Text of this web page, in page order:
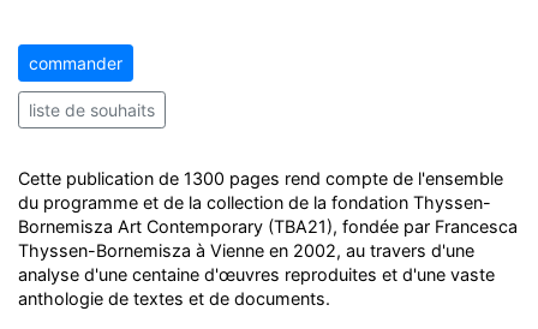
commander
liste de souhaits
Cette publication de 1300 pages rend compte de l'ensemble
du programme et de la collection de la fondation Thyssen-
Bornemisza Art Contemporary (TBA21), fondée par Francesca
Thyssen-Bornemisza à Vienne en 2002, au travers d'une
analyse d'une centaine d'œuvres reproduites et d'une vaste
anthologie de textes et de documents.